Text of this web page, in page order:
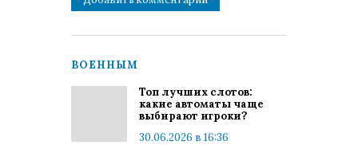
ВОЕННЫМ
Топ лучших слотов:
какие автоматы чаще
выбирают игроки?
30.06.2026 в 16:36